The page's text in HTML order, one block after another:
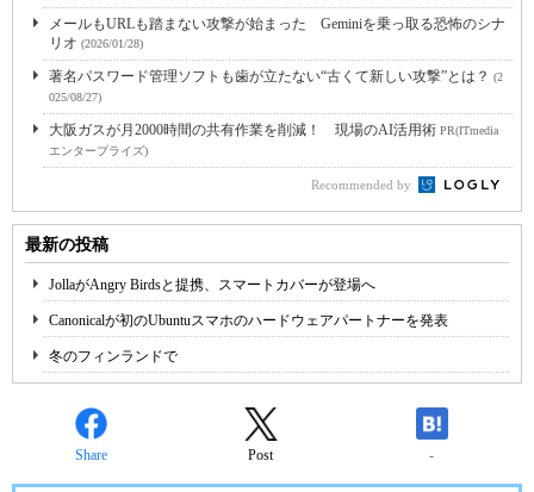
メールもURLも踏まない攻撃が始まった Geminiを乗っ取る恐怖のシナ
リオ (2026/01/28)
著名パスワード管理ソフトも歯が立たない“古くて新しい攻撃”とは？ (2
025/08/27)
大阪ガスが月2000時間の共有作業を削減！ 現場のAI活用術 PR(ITmedia
エンタープライズ)
Recommended by
最新の投稿
JollaがAngry Birdsと提携、スマートカバーが登場へ
Canonicalが初のUbuntuスマホのハードウェアパートナーを発表
冬のフィンランドで
Share Post -